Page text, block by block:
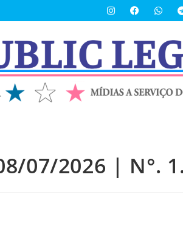
07/2026 | N°.